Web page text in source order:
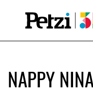
NAPPY